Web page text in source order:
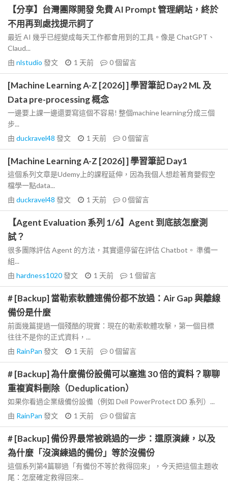
【分享】台灣團隊開發 免費 AI Prompt 管理網站，終於
不用再到處找提示詞了
最近 AI 幾乎已經變成每天工作都會用到的工具。像是 ChatGPT、
Claud...
由 nlstudio 發文 1 天前 0個留言
[Machine Learning A-Z [2026] ] 學習筆記 Day2 ML 及
Data pre-processing 概念
一邊要上課一邊還要寫這個不容易! 整個machine learning分成三個
步...
由 duckravel48 發文 1 天前 0個留言
[Machine Learning A-Z [2026] ] 學習筆記 Day1
這個系列文章是Udemy上的課程延伸，因為我個人想趁著育嬰假空
檔學一點data...
由 duckravel48 發文 1 天前 0個留言
【Agent Evaluation 系列 1/6】Agent 到底該怎麼測
試？
很多團隊評估 Agent 的方法，其實還停留在評估 Chatbot。 準備一
組...
由 hardness1020發文 1 天前 1 個留言
# [Backup] 當勒索軟體連備份都不放過：Air Gap 與離線
備份是什麼
前面幾篇提過一個殘酷的現實：現在的勒索軟體攻擊，第一個目標
往往不是你的正式資料，...
由 RainPan 發文 1 天前 0個留言
# [Backup] 為什麼備份設備可以塞進 30 倍的資料？聊聊
重複資料刪除（Deduplication）
如果你看過企業級備份設備（例如 Dell PowerProtect DD 系列）...
由 RainPan 發文 1 天前 0個留言
# [Backup] 備份界最常被跳過的一步：還原演練，以及
為什麼「沒演練過的備份」等於沒備份
這個系列第4篇聊過「有備份不等於救得回來」，今天把這個主題收
尾：怎麼確定救得回來...